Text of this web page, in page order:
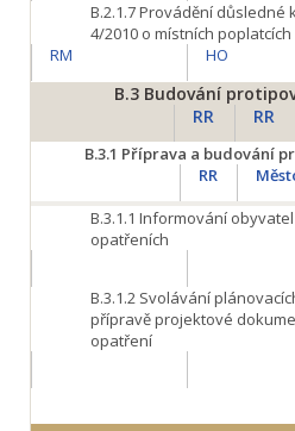
B.2.1.7Provádění důsledné
4/2010 o místních poplatcích
RM
HO
B.3 Budování
RR
RR
B.3.1 Příprava a budování
RR
B.3.1.1 Informování
opatřeních
B.3.1.2 Svolávání
přípravě projektové
opatření